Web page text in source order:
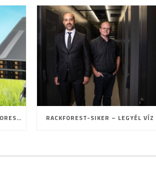
EXTRÉM TERHELÉS? A RACKFOREST ISMÉT BIZONYÍTOTT! RACKFOREST-SIKER – LEGYÉL VÍZ